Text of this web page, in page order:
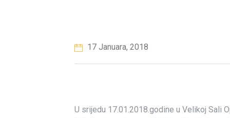
17 Januara, 2018
U srijedu 17.01.2018. godine u Velikoj Sali